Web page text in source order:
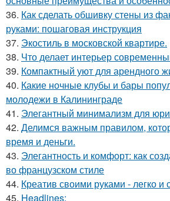
36. Как сделать обшивку стены из
руками: пошаговая инструкция
37. Экостиль в московской квартире.
38. Что делает интерьер
39. Компактный уют для арендного
40. Какие ночные клубы и бары
молодежи в Калининграде
41. Элегантный минимализм для
42. Делимся важным правилом,
время и деньги.
43. Элегантность и комфорт: как
во французском стиле
44. Креатив своими руками - легко и
45. Headlines: